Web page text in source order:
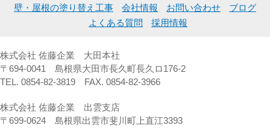
壁・屋根の塗り替え工事
会社情報 お問い合わせ
ブログ
よくある質問
採用情報
株式会社 佐藤企業 大田本社
〒694-0041 島根県大田市長久町長久ロ176-2
TEL. 0854-82-3819 FAX. 0854-82-3966
株式会社 佐藤企業 出雲支店
〒699-0624 島根県出雲市斐川町上直江3393